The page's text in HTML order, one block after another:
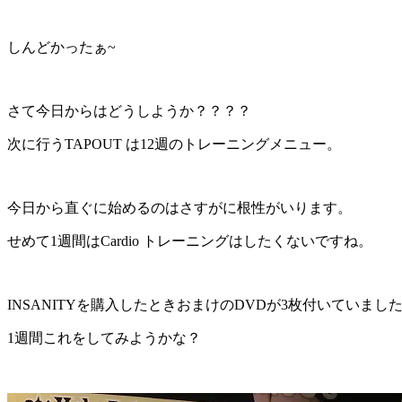
しんどかったぁ~
さて今日からはどうしようか？？？？
次に行うTAPOUT は12週のトレーニングメニュー。
今日から直ぐに始めるのはさすがに根性がいります。
せめて1週間はCardio トレーニングはしたくないですね。
INSANITYを購入したときおまけのDVDが3枚付いていまし
1週間これをしてみようかな？